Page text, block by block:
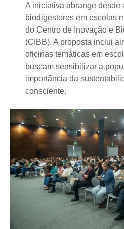
A iniciativa abrange desde
biodigestores em escolas
do Centro de Inovação e
(CIBB). A proposta inclui
oficinas temáticas em
buscam sensibilizar a
importância da
consciente.